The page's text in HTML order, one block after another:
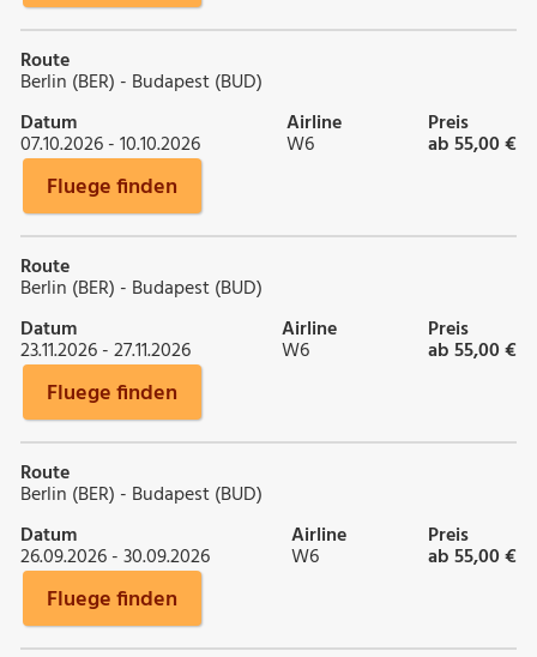
Route
Berlin (BER) - Budapest (BUD)
Datum
07.10.2026 - 10.10.2026
Airline
W6
Preis
ab 55,00 €
Fluege finden
Route
Berlin (BER) - Budapest (BUD)
Datum
23.11.2026 - 27.11.2026
Airline
W6
Preis
ab 55,00 €
Fluege finden
Route
Berlin (BER) - Budapest (BUD)
Datum
26.09.2026 - 30.09.2026
Airline
W6
Preis
ab 55,00 €
Fluege finden